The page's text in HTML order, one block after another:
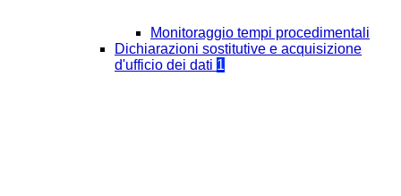
Monitoraggio tempi procedimentali
Dichiarazioni sostitutive e acquisizione
d'ufficio dei dati 1